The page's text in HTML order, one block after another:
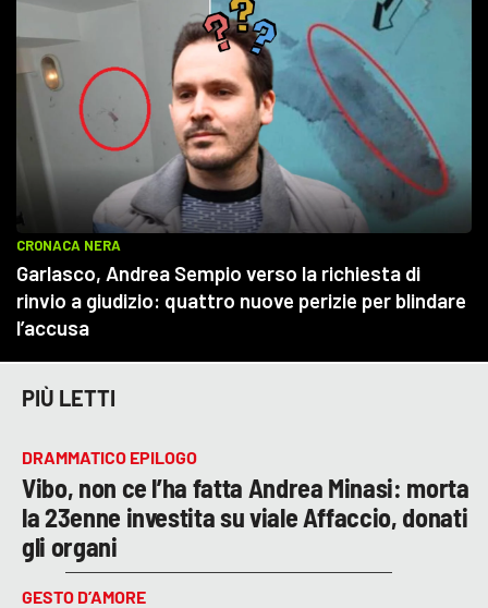
PIÙ LETTI
DRAMMATICO EPILOGO
Vibo, non ce l’ha fatta Andrea Minasi: morta
la 23enne investita su viale Affaccio, donati
gli organi
GESTO D’AMORE